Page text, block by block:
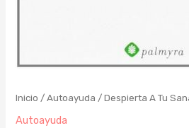
Inicio /Autoayuda / Despierta A Tu
Autoayuda